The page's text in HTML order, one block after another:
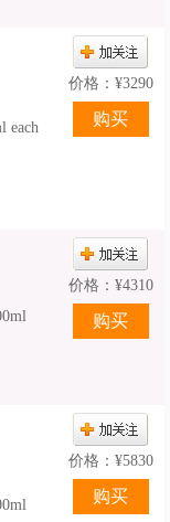
each
价格： ¥3290
价格： ¥4310
价格： ¥5830